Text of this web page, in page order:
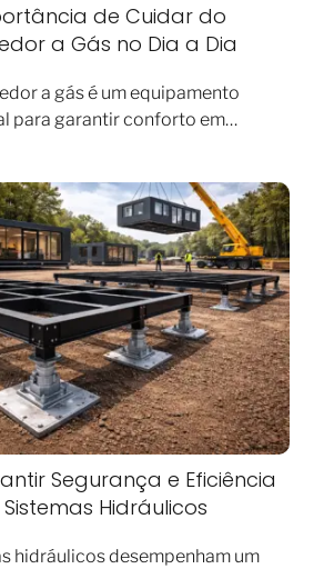
de Cuidar do
a Gás no Dia a Dia
a gás é um equipamento
para garantir conforto em…
Segurança e Eficiência
Hidráulicos
hidráulicos desempenham um